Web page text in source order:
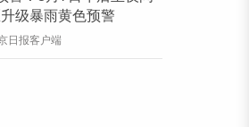
级暴雨黄色预警
日报客户端